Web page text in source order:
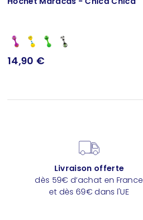
14,90 €
Livraison offerte
dès 59€ d’achat en France
et dès 69€ dans l'UE